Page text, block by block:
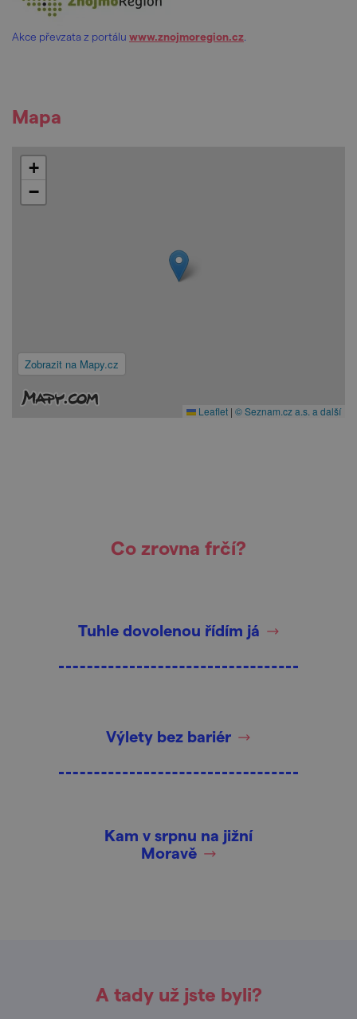
Akce převzata z portálu www.znojmoregion.cz
Mapa
Zobrazit na Mapy.cz
+
−
Leaflet | © Seznam.cz a.s. a další
Co zrovna frčí?
Tuhle dovolenou řídím já
Výlety bez bariér
Kam v srpnu na jižní
Moravě
A tady už jste byli?